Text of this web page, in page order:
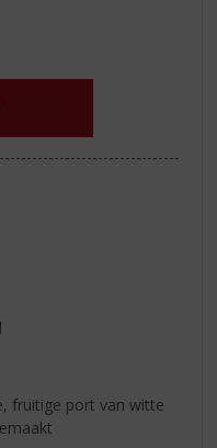
fruitige port van witte